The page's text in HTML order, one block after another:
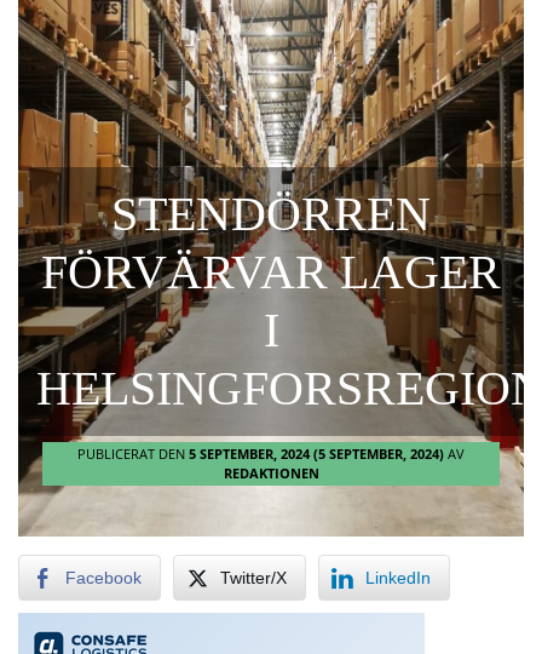
STENDÖRREN
FÖRVÄRVAR LAGER
I
PUBLICERAT DEN 5 SEPTEMBER, 2024 (5 SEPTEMBER, 2024) AV
REDAKTIONEN
Facebook Twitter/X LinkedIn